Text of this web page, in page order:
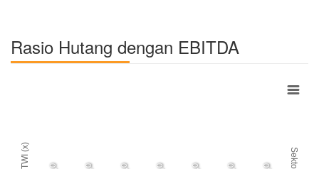
Rasio Hutang dengan EBITDA
MTWI (x) Sektor